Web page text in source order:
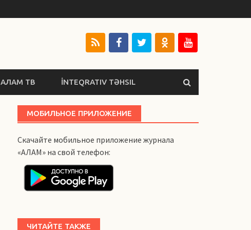
АЛАМ ТВ İNTEQRATIV TƏHSIL
МОБИЛЬНОЕ ПРИЛОЖЕНИЕ
Скачайте мобильное приложение журнала
«АЛАМ» на свой телефон:
ЧИТАЙТЕ ТАКЖЕ